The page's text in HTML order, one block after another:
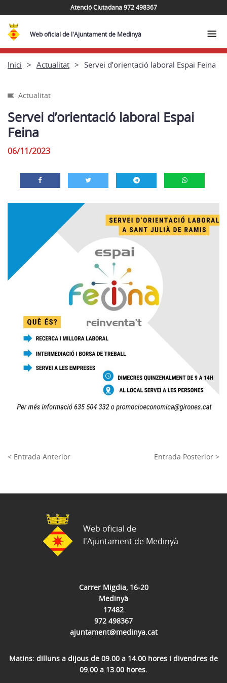
Atenció Ciutadana 972 498367
Web oficial de l'Ajuntament de Medinyà
Inici Actualitat Servei d’orientació laboral Espai Feina
Actualitat
Servei d’orientació laboral Espai
Feina
06/11/2023
< Entrada Anterior Entrada Posterior >
Carrer Migdia, 16-20
Medinyà
17482
972 498367
ajuntament@medinya.cat
Matins: dilluns a dijous de 09.00 a 14.00 hores i divendres de
09.00 a 13.00 hores.
Web oficial de
l'Ajuntament de Medinyà